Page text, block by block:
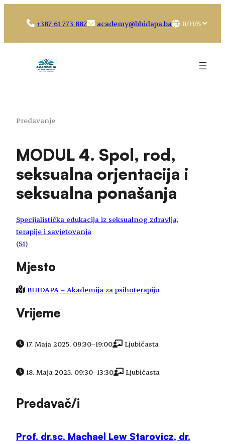
+387 61 773 887 academy@bhidapa.ba
Choose
Predavanje
MODUL 4. Spol, rod,
seksualna orjentacija i
seksualna ponašanja
Specijalistička edukacija iz seksualnog zdravlja,
terapije i savjetovanja
(S1)
Mjesto
BHIDAPA – Akademija za psihoterapiju
Vrijeme
17. Maja 2025. 09:30–19:00 Ljubičasta
18. Maja 2025. 09:30–13:30 Ljubičasta
Predavač/i
Prof. dr.sc. Machael Lew Starovicz, dr.